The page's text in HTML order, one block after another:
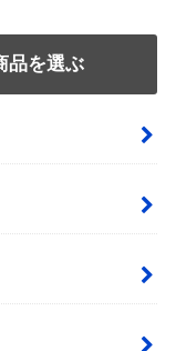
品を選ぶ